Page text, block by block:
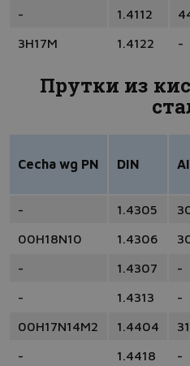
-
1.4112
3H17M
1.4122 -
Прутки из
Cecha wg PN DIN
- 1.4305
00H18N10
1.4306
-
1.4307 -
-
1.4313 -
00H17N14M2
1.4404
-
1.4418 -